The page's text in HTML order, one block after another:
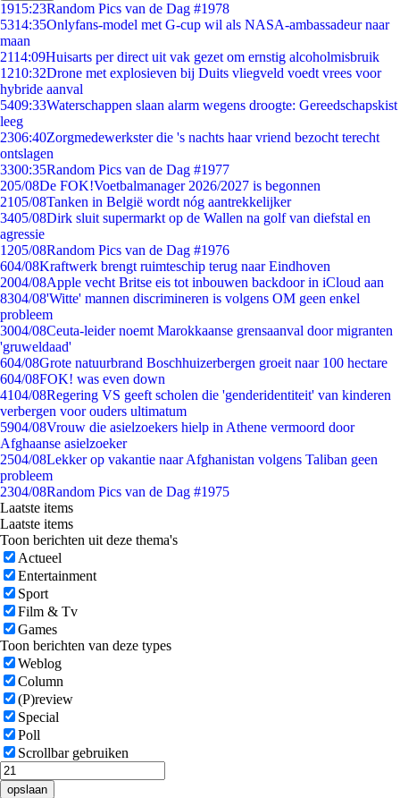
1915:23Random Pics van de Dag #1978
5314:35Onlyfans-model met G-cup wil als NASA-ambassadeur naar
maan
2114:09Huisarts per direct uit vak gezet om ernstig alcoholmisbruik
1210:32Drone met explosieven bij Duits vliegveld voedt vrees voor
hybride aanval
5409:33Waterschappen slaan alarm wegens droogte: Gereedschapskist
leeg
2306:40Zorgmedewerkster die 's nachts haar vriend bezocht terecht
ontslagen
3300:35Random Pics van de Dag #1977
205/08De FOK!Voetbalmanager 2026/2027 is begonnen
2105/08Tanken in België wordt nóg aantrekkelijker
3405/08Dirk sluit supermarkt op de Wallen na golf van diefstal en
agressie
1205/08Random Pics van de Dag #1976
604/08Kraftwerk brengt ruimteschip terug naar Eindhoven
2004/08Apple vecht Britse eis tot inbouwen backdoor in iCloud aan
8304/08'Witte' mannen discrimineren is volgens OM geen enkel
probleem
3004/08Ceuta-leider noemt Marokkaanse grensaanval door migranten
'gruweldaad'
604/08Grote natuurbrand Boschhuizerbergen groeit naar 100 hectare
604/08FOK! was even down
4104/08Regering VS geeft scholen die 'genderidentiteit' van kinderen
verbergen voor ouders ultimatum
5904/08Vrouw die asielzoekers hielp in Athene vermoord door
Afghaanse asielzoeker
2504/08Lekker op vakantie naar Afghanistan volgens Taliban geen
probleem
2304/08Random Pics van de Dag #1975
Laatste items
Laatste items
Toon berichten uit deze thema's
Actueel
Entertainment
Sport
Film & Tv
Games
Toon berichten van deze types
Weblog
Column
(P)review
Special
Poll
Scrollbar gebruiken
opslaan